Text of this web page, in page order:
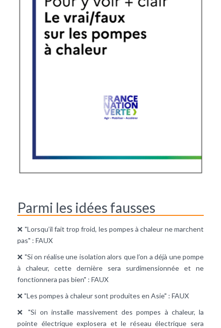
Parmi les idées fausses
❌ "Lorsqu’il fait trop froid, les pompes à chaleur ne marchent
pas" : FAUX
❌ "Si on réalise une isolation alors que l’on a déjà une pompe
à chaleur, cette dernière sera surdimensionnée et ne
fonctionnera pas bien" : FAUX
❌ "Les pompes à chaleur sont produites en Asie" : FAUX
❌ "Si on installe massivement des pompes à chaleur, la
pointe électrique explosera et le réseau électrique sera